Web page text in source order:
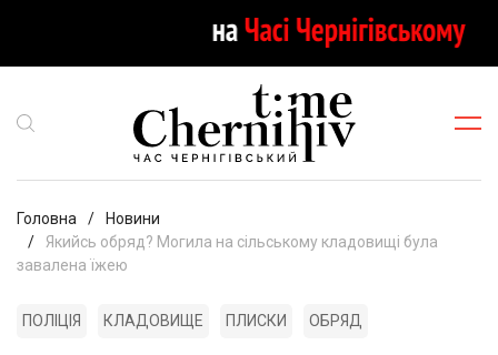
Головна
Новини
Якийсь обряд? Могила на сільському кладовищі була
завалена їжею
ПОЛІЦІЯ КЛАДОВИЩЕ ПЛИСКИ ОБРЯД